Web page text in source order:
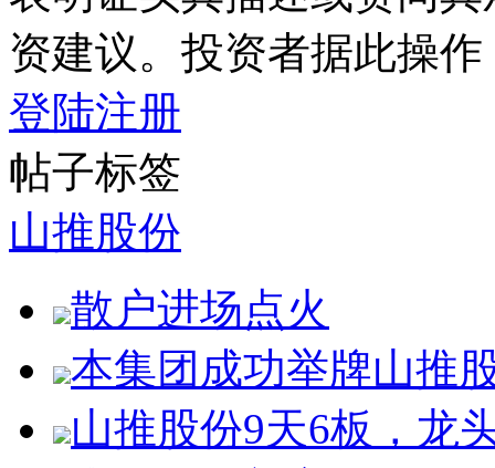
资建议。投资者据此操
登陆注册
帖子标签
山推股份
散户进场点火
本集团成功举牌山推
山推股份9天6板，龙